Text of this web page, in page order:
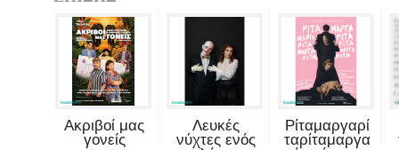
Ακριβοί μας
γονείς
Λευκές
νύχτες ενός
Ρίταμαργαρί
ταρίταμαργα